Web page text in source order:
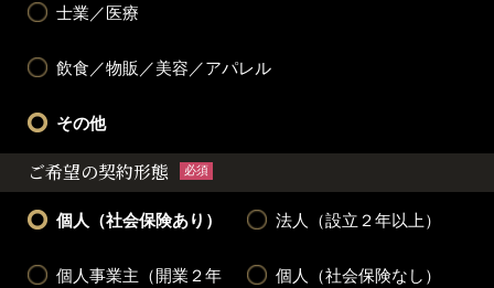
士業／医療
飲食／物販／美容／アパレル
その他
ご希望の契約形態 必須
個人（社会保険あり） 法人（設立２年以上）
個人事業主（開業２年
個人（社会保険なし）